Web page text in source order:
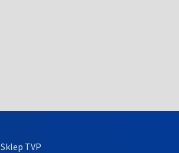
Sklep TVP